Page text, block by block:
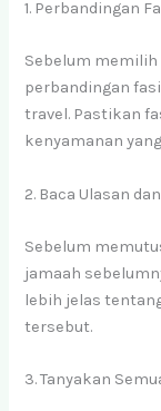
1. Perbandingan
Sebelum memilih
perbandingan
travel. Pastikan
kenyamanan
2. Baca Ulasan
Sebelum
jamaah
lebih jelas
tersebut.
3. Tanyakan